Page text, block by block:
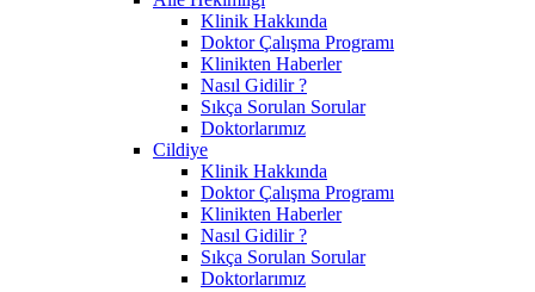
Klinik Hakkında
Doktor Çalışma Programı
Klinikten Haberler
Nasıl Gidilir ?
Sıkça Sorulan Sorular
Doktorlarımız
Cildiye
Klinik Hakkında
Doktor Çalışma Programı
Klinikten Haberler
Nasıl Gidilir ?
Sıkça Sorulan Sorular
Doktorlarımız